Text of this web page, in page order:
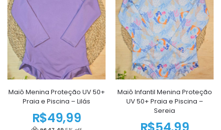
Maiô Menina Proteção UV 50+
Praia e Piscina – Lilás
R$49,99
Maiô Infantil Menina Proteção
UV 50+ Praia e Piscina –
Sereia